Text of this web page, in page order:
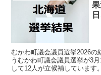
むかわ町議会議員選挙2026
うむかわ町議会議員選挙が3
して12人が立候補しています